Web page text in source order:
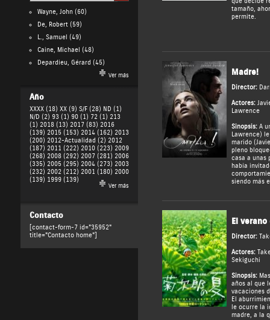
Wayne, John(60)
De, Robert(59)
L., Samuel (49)
Caine, Michael (48)
Depardieu, Gérard (45)
Ver más
Año
XXXX (18) XX (9) S/F (28) ND (1)
N/D (2) 93 (1) 90 (1) 72 (1) 213
(1) 2018 (13) 2017 (83) 2016
(139) 2015 (153) 2014 (162) 2013
(200) 2012-Actualidad (2) 2012
(187) 2011 (222) 2010 (223) 2009
(268) 2008 (292) 2007 (281) 2006
(335) 2005 (295) 2004 (273) 2003
(232) 2002 (212) 2001 (180) 2000
(139) 1999 (139)
Ver más
Contacto
[contact-form-7 id="35952"
title="Contacto home"]
tamaño,
permite.
Madre!
Director:
Actores:
Lawrence
Sinopsis:A
Lawrence)
marido
pleno
casa a unas
había
siendo más
El
Director:
Actores:
Sekiguchi
Sinopsis:
años al que
vacaciones
El
le ocurre la
madre, a la